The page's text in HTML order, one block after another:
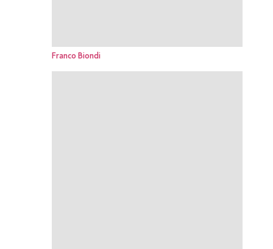
Franco Biondi